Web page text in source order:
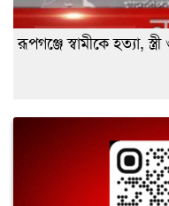
রূপগঞ্জে স্বামীকে হত্যা,